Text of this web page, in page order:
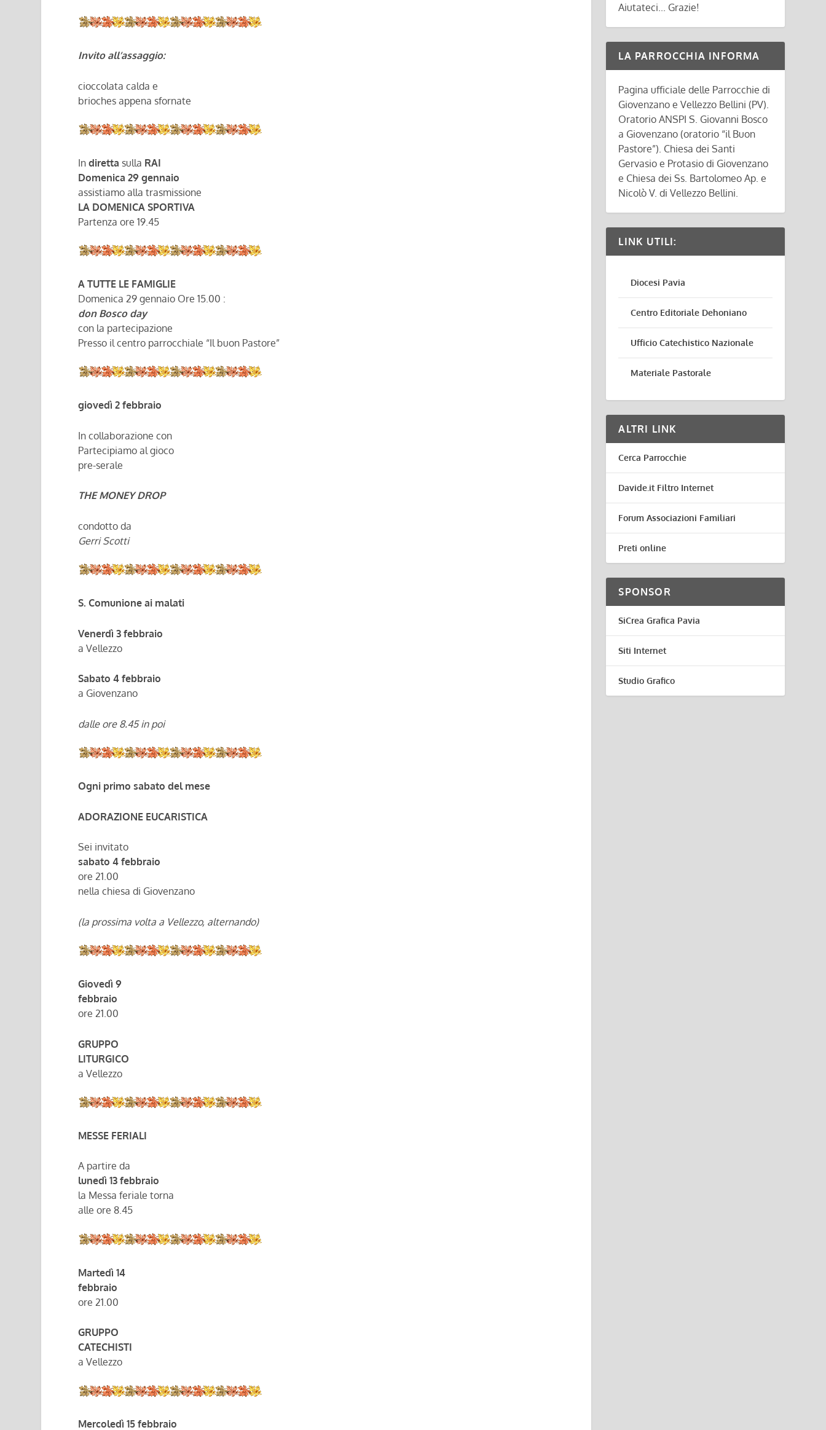
Invito all’assaggio:
cioccolata calda e
brioches appena sfornate
Indiretta sulla RAI
Domenica 29 gennaio
assistiamo alla trasmissione
LA DOMENICA SPORTIVA
Partenza ore 19.45
A TUTTE LE FAMIGLIE
Domenica 29 gennaio Ore 15.00 :
don Bosco day
con la partecipazione
Presso il centro parrocchiale “Il buon Pastore”
giovedì 2 febbraio
In collaborazione con
Partecipiamo al gioco
pre-serale
THE MONEY DROP
condotto da
Gerri Scotti
S. Comunione ai malati
Venerdì 3 febbraio
a Vellezzo
Sabato 4 febbraio
a Giovenzano
dalle ore 8.45 in poi
Ogni primo sabato del mese
ADORAZIONE EUCARISTICA
Sei invitato
sabato 4 febbraio
ore 21.00
nella chiesa di Giovenzano
(la prossima volta a Vellezzo, alternando)
Giovedì 9
febbraio
ore 21.00
GRUPPO
LITURGICO
a Vellezzo
MESSE FERIALI
A partire da
lunedì 13 febbraio
la Messa feriale torna
alle ore 8.45
Martedì 14
febbraio
ore 21.00
GRUPPO
CATECHISTI
a Vellezzo
Mercoledì 15 febbraio
Aiutateci... Grazie!
LA PARROCCHIA INFORMA
Pagina ufficiale delle Parrocchie di
Giovenzano e Vellezzo Bellini (PV).
Oratorio ANSPI S. Giovanni Bosco
a Giovenzano (oratorio “il Buon
Pastore”). Chiesa dei Santi
Gervasio e Protasio di Giovenzano
e Chiesa dei Ss. Bartolomeo Ap. e
Nicolò V. di Vellezzo Bellini.
LINK UTILI:
Diocesi Pavia
Centro Editoriale Dehoniano
Ufficio Catechistico Nazionale
Materiale Pastorale
ALTRI LINK
Cerca Parrocchie
Davide.it Filtro Internet
Forum Associazioni Familiari
Preti online
SPONSOR
SiCrea Grafica Pavia
Siti Internet
Studio Grafico